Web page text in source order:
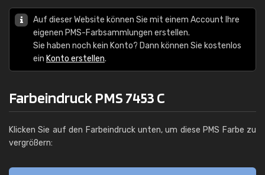
Auf dieser Website können Sie mit einem Account Ihre
eigenen PMS-Farbsammlungen erstellen.
Sie haben noch kein Konto? Dann können Sie kostenlos
ein Konto erstellen.
Farbeindruck PMS 7453 C
Klicken Sie auf den Farbeindruck unten, um diese PMS Farbe zu
vergrößern: